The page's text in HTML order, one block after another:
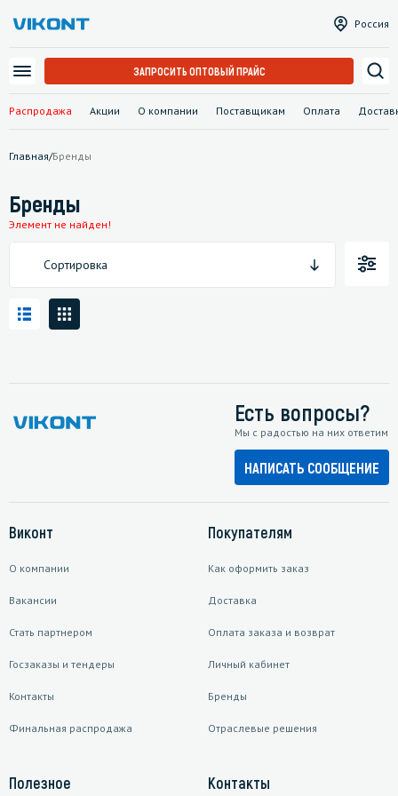
Распродажа Акции О компании Поставщикам Оплата
Россия
ЗАПРОСИТЬ ОПТОВЫЙ ПРАЙС
Главная/Бренды
Бренды
Элемент не найден!
Сортировка
Есть вопросы?
Мы с радостью на них ответим
НАПИСАТЬ СООБЩЕНИЕ
Виконт
О компании
Вакансии
Стать партнером
Госзаказы и тендеры
Контакты
Финальная распродажа
Покупателям
Как оформить заказ
Доставка
Оплата заказа и возврат
Личный кабинет
Бренды
Отраслевые решения
Полезное Контакты